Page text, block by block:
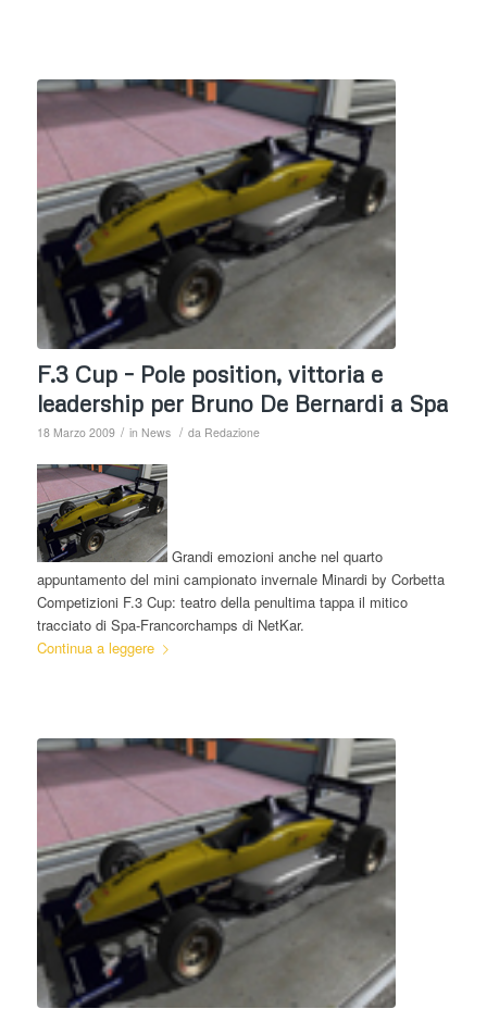
F.3 Cup – Pole position, vittoria e
leadership per Bruno De Bernardi a Spa
18 Marzo 2009 / in News / da Redazione
Grandi emozioni anche nel quarto
appuntamento del mini campionato invernale Minardi by Corbetta
Competizioni F.3 Cup: teatro della penultima tappa il mitico
tracciato di Spa-Francorchamps di NetKar.
Continua a leggere